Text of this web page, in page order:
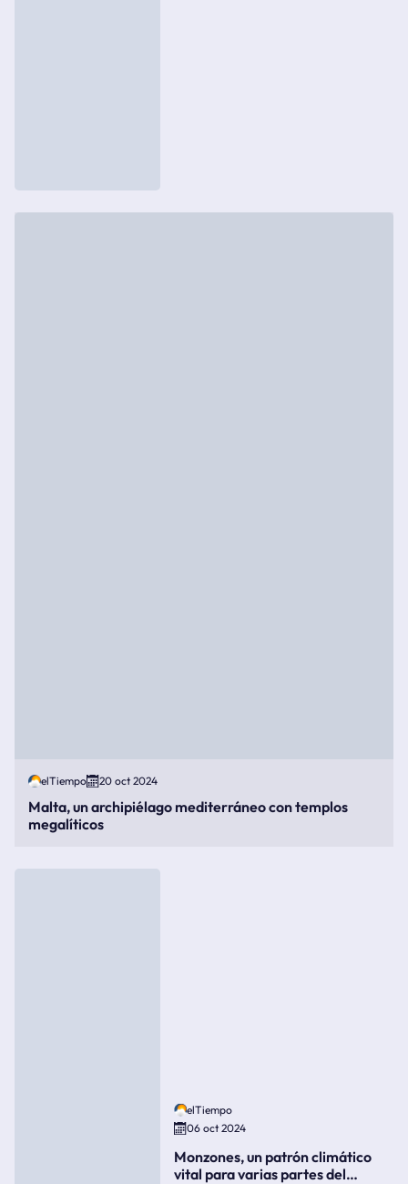
elTiempo 20 oct 2024
Malta, un archipiélago mediterráneo con templos
megalíticos
elTiempo
06 oct 2024
Monzones, un patrón climático
vital para varias partes del